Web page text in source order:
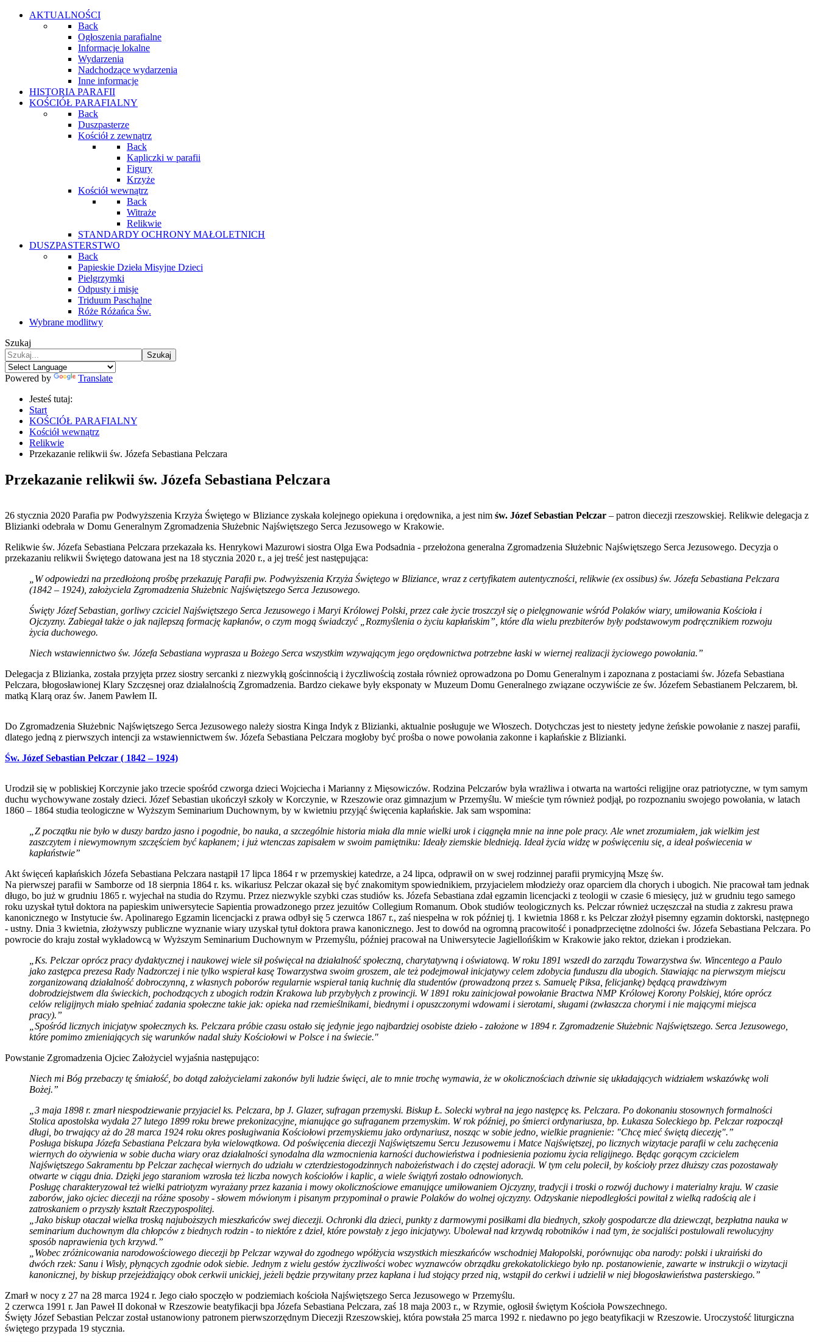
AKTUALNOŚCI
Back
Ogłoszenia parafialne
Informacje lokalne
Wydarzenia
Nadchodzące wydarzenia
Inne informacje
HISTORIA PARAFII
KOŚCIÓŁ PARAFIALNY
Back
Duszpasterze
Kościół z zewnątrz
Back
Kapliczki w parafii
Figury
Krzyże
Kościół wewnątrz
Back
Witraże
Relikwie
STANDARDY OCHRONY MAŁOLETNICH
DUSZPASTERSTWO
Back
Papieskie Dzieła Misyjne Dzieci
Pielgrzymki
Odpusty i misje
Triduum Paschalne
Róże Różańca Św.
Wybrane modlitwy
Szukaj
Szukaj
Powered by
Translate
Jesteś tutaj:
Start
KOŚCIÓŁ PARAFIALNY
Kościół wewnątrz
Relikwie
Przekazanie relikwii św. Józefa Sebastiana Pelczara
Przekazanie relikwii św. Józefa Sebastiana Pelczara
26 stycznia 2020 Parafia pw Podwyższenia Krzyża Świętego w Bliziance zyskała kolejnego opiekuna i orędownika, a jest nim św. Józef Sebastian Pelczar – patron diecezji rzeszowskiej. Relikwie delegacja z
Blizianki odebrała w Domu Generalnym Zgromadzenia Służebnic Najświętszego Serca Jezusowego w Krakowie.
Relikwie św. Józefa Sebastiana Pelczara przekazała ks. Henrykowi Mazurowi siostra Olga Ewa Podsadnia - przełożona generalna Zgromadzenia Służebnic Najświętszego Serca Jezusowego. Decyzja o
przekazaniu relikwii Świętego datowana jest na 18 stycznia 2020 r., a jej treść jest następująca:
„W odpowiedzi na przedłożoną prośbę przekazuję Parafii pw. Podwyższenia Krzyża Świętego w Bliziance, wraz z certyfikatem autentyczności, relikwie (ex ossibus) św. Józefa Sebastiana Pelczara
(1842 – 1924), założyciela Zgromadzenia Służebnic Najświętszego Serca Jezusowego.
Święty Józef Sebastian, gorliwy czciciel Najświętszego Serca Jezusowego i Maryi Królowej Polski, przez całe życie troszczył się o pielęgnowanie wśród Polaków wiary, umiłowania Kościoła i
Ojczyzny. Zabiegał także o jak najlepszą formację kapłanów, o czym mogą świadczyć „Rozmyślenia o życiu kapłańskim”, które dla wielu prezbiterów były podstawowym podręcznikiem rozwoju
życia duchowego.
Niech wstawiennictwo św. Józefa Sebastiana wyprasza u Bożego Serca wszystkim wzywającym jego orędownictwa potrzebne łaski w wiernej realizacji życiowego powołania.”
Delegacja z Blizianka, została przyjęta przez siostry sercanki z niezwykłą gościnnością i życzliwością została również oprowadzona po Domu Generalnym i zapoznana z postaciami św. Józefa Sebastiana
Pelczara, błogosławionej Klary Szczęsnej oraz działalnością Zgromadzenia. Bardzo ciekawe były eksponaty w Muzeum Domu Generalnego związane oczywiście ze św. Józefem Sebastianem Pelczarem, bł.
matką Klarą oraz św. Janem Pawłem II.
Do Zgromadzenia Służebnic Najświętszego Serca Jezusowego należy siostra Kinga Indyk z Blizianki, aktualnie posługuje we Włoszech. Dotychczas jest to niestety jedyne żeńskie powołanie z naszej parafii,
dlatego jedną z pierwszych intencji za wstawiennictwem św. Józefa Sebastiana Pelczara mogłoby być prośba o nowe powołania zakonne i kapłańskie z Blizianki.
Św. Józef Sebastian Pelczar ( 1842 – 1924)
Urodził się w pobliskiej Korczynie jako trzecie spośród czworga dzieci Wojciecha i Marianny z Mięsowiczów. Rodzina Pelczarów była wrażliwa i otwarta na wartości religijne oraz patriotyczne, w tym samym
duchu wychowywane zostały dzieci. Józef Sebastian ukończył szkoły w Korczynie, w Rzeszowie oraz gimnazjum w Przemyślu. W mieście tym również podjął, po rozpoznaniu swojego powołania, w latach
1860 – 1864 studia teologiczne w Wyższym Seminarium Duchownym, by w kwietniu przyjąć święcenia kapłańskie. Jak sam wspomina:
„Z początku nie było w duszy bardzo jasno i pogodnie, bo nauka, a szczególnie historia miała dla mnie wielki urok i ciągnęła mnie na inne pole pracy. Ale wnet zrozumiałem, jak wielkim jest
zaszczytem i niewymownym szczęściem być kapłanem; i już wtenczas zapisałem w swoim pamiętniku: Ideały ziemskie blednieją. Ideał życia widzę w poświęceniu się, a ideał poświecenia w
kapłaństwie”
Akt święceń kapłańskich Józefa Sebastiana Pelczara nastąpił 17 lipca 1864 r w przemyskiej katedrze, a 24 lipca, odprawił on w swej rodzinnej parafii prymicyjną Mszę św.
Na pierwszej parafii w Samborze od 18 sierpnia 1864 r. ks. wikariusz Pelczar okazał się być znakomitym spowiednikiem, przyjacielem młodzieży oraz oparciem dla chorych i ubogich. Nie pracował tam jednak
długo, bo już w grudniu 1865 r. wyjechał na studia do Rzymu. Przez niezwykle szybki czas studiów ks. Józefa Sebastiana zdał egzamin licencjacki z teologii w czasie 6 miesięcy, już w grudniu tego samego
roku uzyskał tytuł doktora na papieskim uniwersytecie Sapientia prowadzonego przez jezuitów Collegium Romanum. Obok studiów teologicznych ks. Pelczar również uczęszczał na studia z zakresu prawa
kanonicznego w Instytucie św. Apolinarego Egzamin licencjacki z prawa odbył się 5 czerwca 1867 r., zaś niespełna w rok później tj. 1 kwietnia 1868 r. ks Pelczar złożył pisemny egzamin doktorski, następnego
- ustny. Dnia 3 kwietnia, złożywszy publiczne wyznanie wiary uzyskał tytuł doktora prawa kanonicznego. Jest to dowód na ogromną pracowitość i ponadprzeciętne zdolności św. Józefa Sebastiana Pelczara. Po
powrocie do kraju został wykładowcą w Wyższym Seminarium Duchownym w Przemyślu, później pracował na Uniwersytecie Jagiellońśkim w Krakowie jako rektor, dziekan i prodziekan.
„Ks. Pelczar oprócz pracy dydaktycznej i naukowej wiele sił poświęcał na działalność społeczną, charytatywną i oświatową. W roku 1891 wszedł do zarządu Towarzystwa św. Wincentego a Paulo
jako zastępca prezesa Rady Nadzorczej i nie tylko wspierał kasę Towarzystwa swoim groszem, ale też podejmował inicjatywy celem zdobycia funduszu dla ubogich. Stawiając na pierwszym miejscu
zorganizowaną działalność dobroczynną, z własnych poborów regularnie wspierał tanią kuchnię dla studentów (prowadzoną przez s. Samuelę Piksa, felicjankę) będącą prawdziwym
dobrodziejstwem dla świeckich, pochodzących z ubogich rodzin Krakowa lub przybyłych z prowincji. W 1891 roku zainicjował powołanie Bractwa NMP Królowej Korony Polskiej, które oprócz
celów religijnych miało spełniać zadania społeczne takie jak: opieka nad rzemieślnikami, biednymi i opuszczonymi wdowami i sierotami, sługami (zwłaszcza chorymi i nie mającymi miejsca
pracy).”
„Spośród licznych inicjatyw społecznych ks. Pelczara próbie czasu ostało się jedynie jego najbardziej osobiste dzieło - założone w 1894 r. Zgromadzenie Służebnic Najświętszego. Serca Jezusowego,
które pomimo zmieniających się warunków nadal służy Kościołowi w Polsce i na świecie."
Powstanie Zgromadzenia Ojciec Założyciel wyjaśnia następująco:
Niech mi Bóg przebaczy tę śmiałość, bo dotąd założycielami zakonów byli ludzie święci, ale to mnie trochę wymawia, że w okolicznościach dziwnie się układających widziałem wskazówkę woli
Bożej.”
„3 maja 1898 r. zmarł niespodziewanie przyjaciel ks. Pelczara, bp J. Glazer, sufragan przemyski. Biskup Ł. Solecki wybrał na jego następcę ks. Pelczara. Po dokonaniu stosownych formalności
Stolica apostolska wydała 27 lutego 1899 roku brewe prekonizacyjne, mianujące go sufraganem przemyskim. W rok później, po śmierci ordynariusza, bp. Łukasza Soleckiego bp. Pelczar rozpoczął
długi, bo trwający aż do 28 marca 1924 roku okres posługiwania Kościołowi przemyskiemu jako ordynariusz, nosząc w sobie jedno, wielkie pragnienie: "Chcę mieć świętą diecezję".”
Posługa biskupa Józefa Sebastiana Pelczara była wielowątkowa. Od poświęcenia diecezji Najświętszemu Sercu Jezusowemu i Matce Najświętszej, po licznych wizytacje parafii w celu zachęcenia
wiernych do ożywienia w sobie ducha wiary oraz działalności synodalna dla wzmocnienia karności duchowieństwa i podniesienia poziomu życia religijnego. Będąc gorącym czcicielem
Najświętszego Sakramentu bp Pelczar zachęcał wiernych do udziału w czterdziestogodzinnych nabożeństwach i do częstej adoracji. W tym celu polecił, by kościoły przez dłuższy czas pozostawały
otwarte w ciągu dnia. Dzięki jego staraniom wzrosła też liczba nowych kościołów i kaplic, a wiele świątyń zostało odnowionych.
Posługę charakteryzował też wielki patriotyzm wyrażany przez kazania i mowy okolicznościowe emanujące umiłowaniem Ojczyzny, tradycji i troski o rozwój duchowy i materialny kraju. W czasie
zaborów, jako ojciec diecezji na różne sposoby - słowem mówionym i pisanym przypominał o prawie Polaków do wolnej ojczyzny. Odzyskanie niepodległości powitał z wielką radością ale i
zatroskaniem o przyszły kształt Rzeczypospolitej.
„Jako biskup otaczał wielka troską najuboższych mieszkańców swej diecezji. Ochronki dla dzieci, punkty z darmowymi posiłkami dla biednych, szkoły gospodarcze dla dziewcząt, bezpłatna nauka w
seminarium duchownym dla chłopców z biednych rodzin - to niektóre z dzieł, które powstały z jego inicjatywy. Ubolewał nad krzywdą robotników i nad tym, że socjaliści postulowali rewolucyjny
sposób naprawienia tych krzywd.”
„Wobec zróżnicowania narodowościowego diecezji bp Pelczar wzywał do zgodnego wpółżycia wszystkich mieszkańców wschodniej Małopolski, porównując oba narody: polski i ukraiński do
dwóch rzek: Sanu i Wisły, płynących zgodnie odok siebie. Jednym z wielu gestów życzliwości wobec wyznawców obrządku grekokatolickiego było np. postanowienie, zawarte w instrukcji o wizytacji
kanonicznej, by biskup przejeżdżający obok cerkwii unickiej, jeżeli będzie przywitany przez kapłana i lud stojący przed nią, wstąpił do cerkwi i udzielił w niej błogosławieństwa pasterskiego.”
Zmarł w nocy z 27 na 28 marca 1924 r. Jego ciało spoczęło w podziemiach kościoła Najświętszego Serca Jezusowego w Przemyślu.
2 czerwca 1991 r. Jan Paweł II dokonał w Rzeszowie beatyfikacji bpa Józefa Sebastiana Pelczara, zaś 18 maja 2003 r., w Rzymie, ogłosił świętym Kościoła Powszechnego.
Święty Józef Sebastian Pelczar został ustanowiony patronem pierwszorzędnym Diecezji Rzeszowskiej, która powstała 25 marca 1992 r. niedawno po jego beatyfikacji w Rzeszowie. Uroczystość liturgiczna
świętego przypada 19 stycznia.